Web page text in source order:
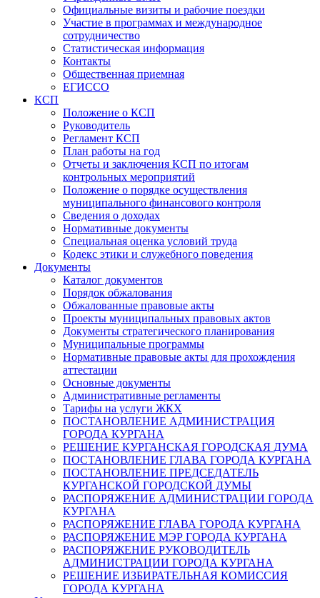
Официальные визиты и рабочие поездки
Участие в программах и международное
сотрудничество
Статистическая информация
Контакты
Общественная приемная
ЕГИССО
КСП
Положение о КСП
Руководитель
Регламент КСП
План работы на год
Отчеты и заключения КСП по итогам
контрольных мероприятий
Положение о порядке осуществления
муниципального финансового контроля
Сведения о доходах
Нормативные документы
Специальная оценка условий труда
Кодекс этики и служебного поведения
Документы
Каталог документов
Порядок обжалования
Обжалованные правовые акты
Проекты муниципальных правовых актов
Документы стратегического планирования
Муниципальные программы
Нормативные правовые акты для прохождения
аттестации
Основные документы
Административные регламенты
Тарифы на услуги ЖКХ
ПОСТАНОВЛЕНИЕ АДМИНИСТРАЦИЯ
ГОРОДА КУРГАНА
РЕШЕНИЕ КУРГАНСКАЯ ГОРОДСКАЯ ДУМА
ПОСТАНОВЛЕНИЕ ГЛАВА ГОРОДА КУРГАНА
ПОСТАНОВЛЕНИЕ ПРЕДСЕДАТЕЛЬ
КУРГАНСКОЙ ГОРОДСКОЙ ДУМЫ
РАСПОРЯЖЕНИЕ АДМИНИСТРАЦИИ ГОРОДА
КУРГАНА
РАСПОРЯЖЕНИЕ ГЛАВА ГОРОДА КУРГАНА
РАСПОРЯЖЕНИЕ МЭР ГОРОДА КУРГАНА
РАСПОРЯЖЕНИЕ РУКОВОДИТЕЛЬ
АДМИНИСТРАЦИИ ГОРОДА КУРГАНА
РЕШЕНИЕ ИЗБИРАТЕЛЬНАЯ КОМИССИЯ
ГОРОДА КУРГАНА